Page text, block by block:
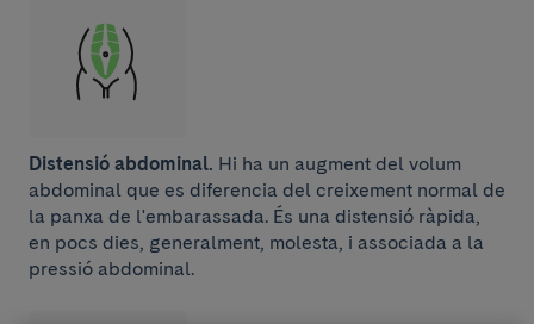
Distensió abdominal. Hi ha un augment del volum
abdominal que es diferencia del creixement normal de
la panxa de l'embarassada. És una distensió ràpida,
en pocs dies, generalment, molesta, i associada a la
pressió abdominal.